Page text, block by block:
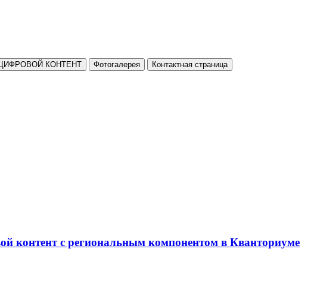
ЦИФРОВОЙ КОНТЕНТ Фотогалерея Контактная страница
контент с региональным компонентом в Кванториуме